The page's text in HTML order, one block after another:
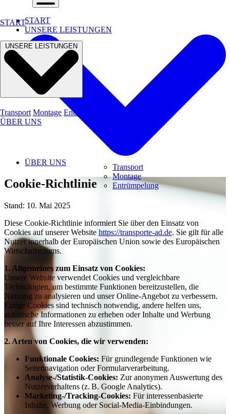
START
UNSERE LEISTUNGEN
Transport
Montage
Entrümpelung
ÜBER UNS
START
UNSERE LEISTUNGEN
Transport Montage Entrümpelung
ÜBER UNS
Cookie-Richtlinie
Stand: 10. Mai 2025
Diese Cookie-Richtlinie informiert Sie über den Einsatz von
Cookies auf unserer Website https://transporte-ad.de. Sie gilt für alle
Nutzer innerhalb der Europäischen Union sowie des Europäischen
Wirtschaftsraums.
1. Allgemeines zum Einsatz von Cookies:
Unsere Website verwendet Cookies und vergleichbare
Technologien, um bestimmte Funktionen bereitzustellen, die
Nutzung zu analysieren und unser Online-Angebot zu verbessern.
Einige Cookies sind technisch notwendig, andere helfen uns,
statistische Informationen zu erheben oder Inhalte und Werbung
besser auf Ihre Interessen abzustimmen.
2. Arten von Cookies, die wir verwenden:
Funktionale Cookies: Für grundlegende Funktionen wie
Seitennavigation oder Formularverarbeitung.
Analyse-/Statistik-Cookies: Zur anonymen Auswertung des
Nutzerverhaltens (z. B. Google Analytics).
Marketing-/Tracking-Cookies: Für interessenbasierte
Inhalte, Werbung oder Social-Media-Einbindungen.